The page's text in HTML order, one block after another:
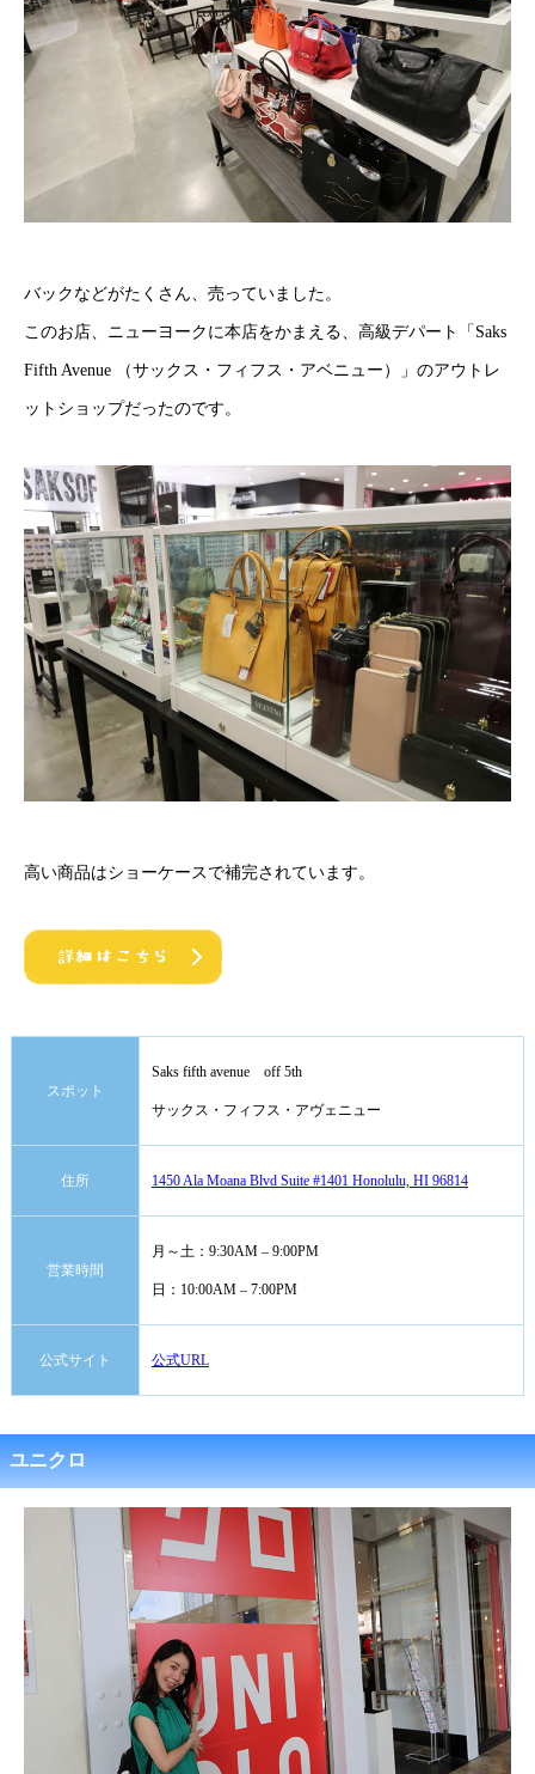
バックなどがたくさん、売っていました。
このお店、ニューヨークに本店をかまえる、高級デパート「Saks
Fifth Avenue （サックス・フィフス・アベニュー）」のアウトレ
ットショップだったのです。
高い商品はショーケースで補完されています。
スポット
Saks fifth avenue off 5th
サックス・フィフス・アヴェニュー
住所 1450 Ala Moana Blvd Suite #1401 Honolulu, HI 96814
営業時間
月～土：9:30AM – 9:00PM
日：10:00AM – 7:00PM
公式サイト 公式URL
ユニクロ